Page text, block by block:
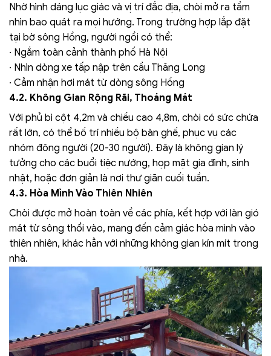
Nhờ hình dáng lục giác và vị trí đắc địa, chòi mở ra tầm
nhìn bao quát ra mọi hướng. Trong trường hợp lắp đặt
tại bờ sông Hồng, người ngồi có thể:
· Ngắm toàn cảnh thành phố Hà Nội
· Nhìn dòng xe tấp nập trên cầu Thăng Long
· Cảm nhận hơi mát từ dòng sông Hồng
4.2. Không Gian Rộng Rãi, Thoáng Mát
Với phủ bì cột 4,2m và chiều cao 4,8m, chòi có sức chứa
rất lớn, có thể bố trí nhiều bộ bàn ghế, phục vụ các
nhóm đông người (20-30 người). Đây là không gian lý
tưởng cho các buổi tiệc nướng, họp mặt gia đình, sinh
nhật, hoặc đơn giản là nơi thư giãn cuối tuần.
4.3. Hòa Mình Vào Thiên Nhiên
Chòi được mở hoàn toàn về các phía, kết hợp với làn gió
mát từ sông thổi vào, mang đến cảm giác hòa mình vào
thiên nhiên, khác hẳn với những không gian kín mít trong
nhà.